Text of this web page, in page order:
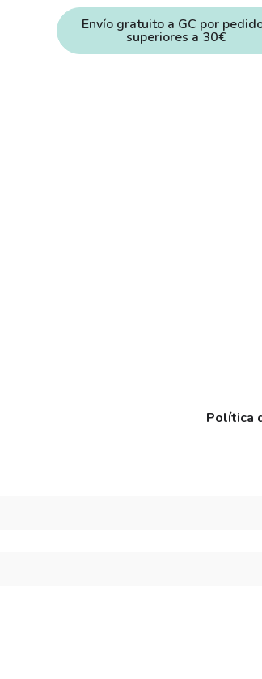
Envío gratuito a GC por
superiores a 30€
Política